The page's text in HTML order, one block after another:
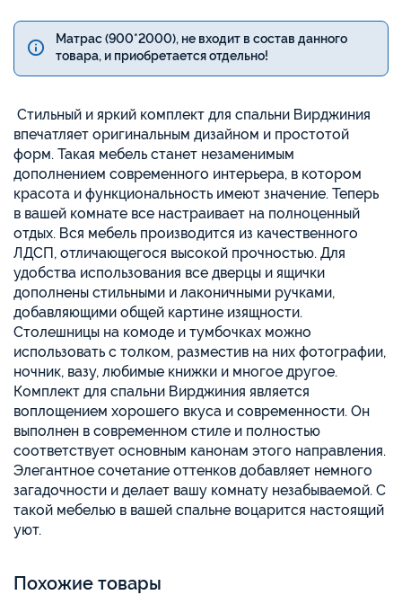
Матрас (900*2000), не входит в состав данного
товара, и приобретается отдельно!
Стильный и яркий комплект для спальни Вирджиния
впечатляет оригинальным дизайном и простотой
форм. Такая мебель станет незаменимым
дополнением современного интерьера, в котором
красота и функциональность имеют значение. Теперь
в вашей комнате все настраивает на полноценный
отдых. Вся мебель производится из качественного
ЛДСП, отличающегося высокой прочностью. Для
удобства использования все дверцы и ящички
дополнены стильными и лаконичными ручками,
добавляющими общей картине изящности.
Столешницы на комоде и тумбочках можно
использовать с толком, разместив на них фотографии,
ночник, вазу, любимые книжки и многое другое.
Комплект для спальни Вирджиния является
воплощением хорошего вкуса и современности. Он
выполнен в современном стиле и полностью
соответствует основным канонам этого направления.
Элегантное сочетание оттенков добавляет немного
загадочности и делает вашу комнату незабываемой. С
такой мебелью в вашей спальне воцарится настоящий
уют.
Похожие товары